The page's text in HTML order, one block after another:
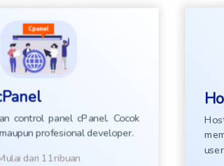
control panel cPanel. Cocok
profesional developer.
dari 11ribuan